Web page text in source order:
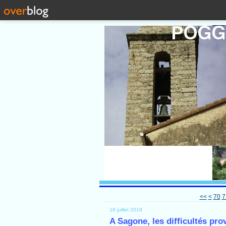
<< < 10
20
30
40
50
60
70
18 juillet 2018
A Sagone, les difficultés